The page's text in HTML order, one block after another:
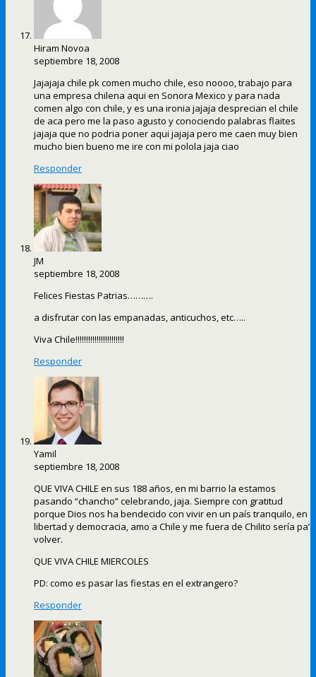
Hiram Novoa
septiembre 18, 2008
Jajajaja chile pk comen mucho chile, eso noooo, trabajo para
una empresa chilena aqui en Sonora Mexico y para nada
comen algo con chile, y es una ironia jajaja desprecian el chile
de aca pero me la paso agusto y conociendo palabras flaites
jajaja que no podria poner aqui jajaja pero me caen muy bien
mucho bien bueno me ire con mi polola jaja ciao
Responder
JM
septiembre 18, 2008
Felices Fiestas Patrias……….
a disfrutar con las empanadas, anticuchos, etc…..
Viva Chile!!!!!!!!!!!!!!!!!!!!!!!
Responder
Yamil
septiembre 18, 2008
QUE VIVA CHILE en sus 188 años, en mi barrio la estamos
pasando “chancho” celebrando, jaja. Siempre con gratitud
porque Dios nos ha bendecido con vivir en un país tranquilo, en
libertad y democracia, amo a Chile y me fuera de Chilito sería pa’
volver.
QUE VIVA CHILE MIERCOLES
PD: como es pasar las fiestas en el extrangero?
Responder